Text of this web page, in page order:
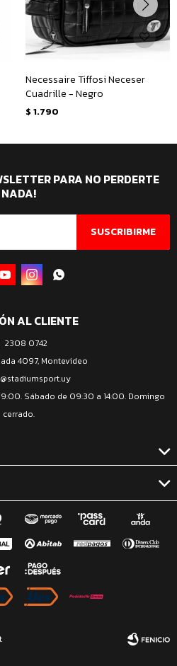
Necessaire Tiffosi Neceser
Cuadrille - Negro
$ 1.790
AL CLIENTE
2308 0742
4097, Montevideo
Sábado de 09:30 a 14:00. Domingo
cerrado.
PARA NO PERDERTE
NADA!
SUSCRIBIRME
  